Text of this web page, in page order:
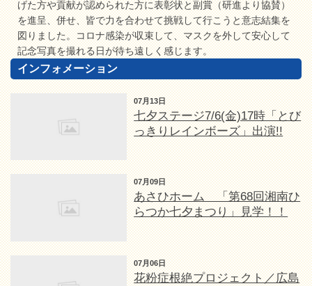
げた方や貢献が認められた方に表彰状と副賞（研進より協賛）
を進呈、併せ、皆で力を合わせて挑戦して行こうと意志結集を
図りました。コロナ感染が収束して、マスクを外して安心して
記念写真を撮れる日が待ち遠しく感じます。
インフォメーション
07月13日
七夕ステージ7/6(金)17時「とび
っきりレインボーズ」出演!!
07月09日
あさひホーム 「第68回湘南ひ
らつか七夕まつり」見学！！
07月06日
花粉症根絶プロジェクト／広島